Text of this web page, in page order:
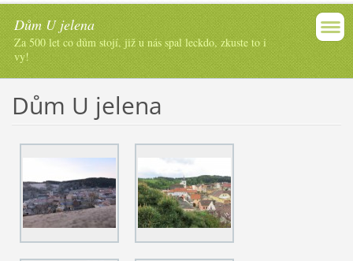
Dům U jelena
Za 500 let co dům stojí, již u nás spal leckdo, zkuste to i
vy!
Dům U jelena